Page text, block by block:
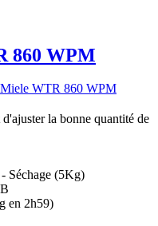
860 WPM
la bonne quantité de
Séchage (5Kg)
en 2h59)